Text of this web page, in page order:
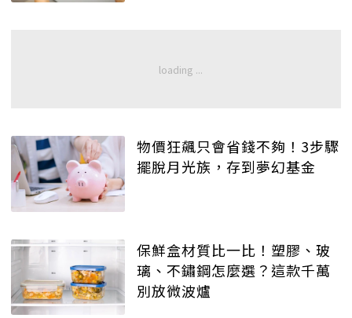
物價狂飆只會省錢不夠！3步驟
擺脫月光族，存到夢幻基金
保鮮盒材質比一比！塑膠、玻
璃、不鏽鋼怎麼選？這款千萬
別放微波爐